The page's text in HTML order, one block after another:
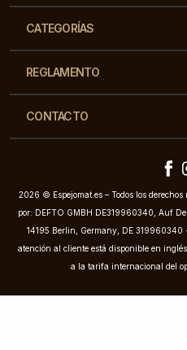
CATEGORÍAS
REGLAMENTO
CONTACTO
2026 © Espejomat.es – Todos los
por: DEFTO GMBH DE319960340, Auf
14195 Berlin, Germany, DE
atención al cliente está disponible en
a la tarifa internacional del